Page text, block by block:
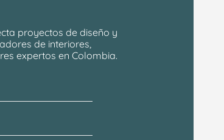
proyectos de diseño y
de interiores,
expertos en Colombia.